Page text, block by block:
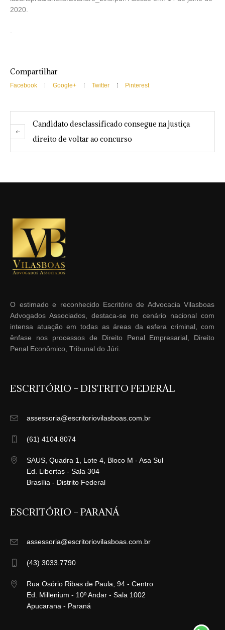
2020.
Compartilhar
Facebook Google+ Twitter Pinterest
Candidato desclassificado consegue na justiça
direito de voltar ao concurso
O estimado e reconhecido Escritório de Advocacia Vilasboas
Advogados Associados, destaca-se no cenário nacional com
intensa atuação em todas as áreas da esfera criminal, com
ênfase nos processos de Direito Penal Empresarial, Direito
Penal Econômico, Tribunal do Júri.
ESCRITÓRIO – DISTRITO FEDERAL
assessoria@escritoriovilasboas.com.br
(61) 4104.8074
SAUS, Quadra 1, Lote 4, Bloco M - Asa Sul
Ed. Libertas - Sala 304
Brasília - Distrito Federal
ESCRITÓRIO – PARANÁ
assessoria@escritoriovilasboas.com.br
(43) 3033.7790
Rua Osório Ribas de Paula, 94 - Centro
Ed. Millenium - 10º Andar - Sala 1002
Apucarana - Paraná